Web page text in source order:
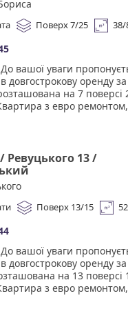
Працюючи з нами, ви
житло від реальних
ціною. Підтримка на
що ви залишитеся
Поверх 7/25 38/
вашої уваги
довгострокову оренду
на 7 поверсі
з евро
школи, дитячі садки,
двір, дружелюбні
та паркування. Агенство
Працюючи з нами, ви
житло від реальних
ціною. Підтримка на
що ви залишитеся
Ревуцького 13 /
Поверх 13/15
вашої уваги
довгострокову оренду
на 13 поверсі
з евро